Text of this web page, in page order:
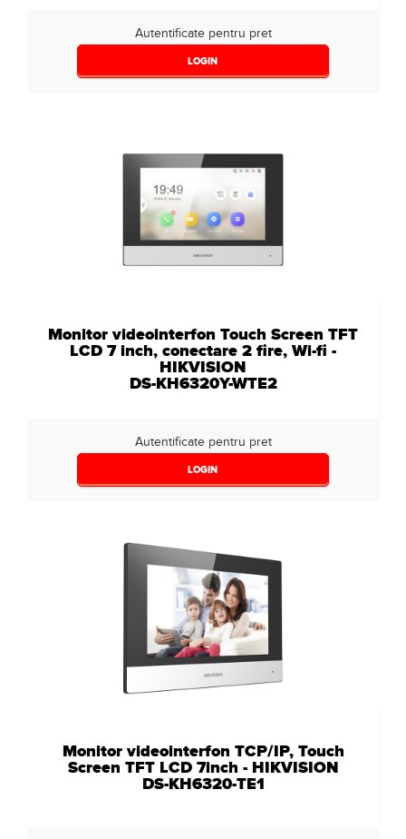
Autentificate pentru pret
LOGIN
Monitor videointerfon Touch Screen TFT
LCD 7 inch, conectare 2 fire, Wi-fi -
HIKVISION
DS-KH6320Y-WTE2
Autentificate pentru pret
LOGIN
Monitor videointerfon TCP/IP, Touch
Screen TFT LCD 7inch - HIKVISION
DS-KH6320-TE1